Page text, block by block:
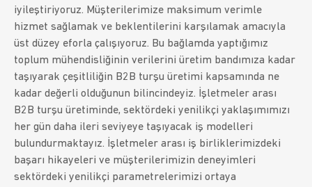
iyileştiriyoruz. Müşterilerimize maksimum verimle
hizmet sağlamak ve beklentilerini karşılamak amacıyla
üst düzey eforla çalışıyoruz. Bu bağlamda yaptığımız
toplum mühendisliğinin verilerini üretim bandımıza kadar
taşıyarak çeşitliliğin B2B turşu üretimi kapsamında ne
kadar değerli olduğunun bilincindeyiz. İşletmeler arası
B2B turşu üretiminde, sektördeki yenilikçi yaklaşımımızı
her gün daha ileri seviyeye taşıyacak iş modelleri
bulundurmaktayız. İşletmeler arası iş birliklerimizdeki
başarı hikayeleri ve müşterilerimizin deneyimleri
sektördeki yenilikçi parametrelerimizi ortaya